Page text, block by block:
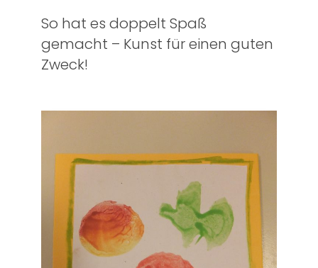
So hat es doppelt Spaß
gemacht – Kunst für einen guten
Zweck!